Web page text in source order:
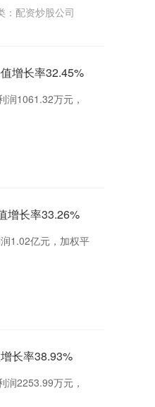
： 配资炒股公司
增长率32.45%
润1061.32万元，
增长率33.26%
1.02亿元，加权平
长率38.93%
润2253.99万元，